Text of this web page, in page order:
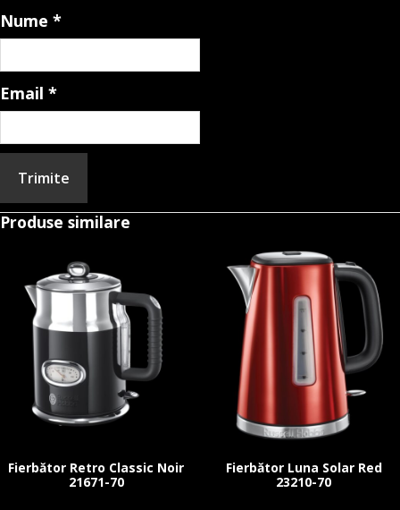
Nume *
Email *
Produse similare
Fierbător Retro Classic Noir
21671-70
Fierbător Luna Solar Red
23210-70